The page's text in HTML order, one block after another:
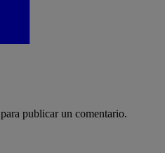
para publicar un comentario.